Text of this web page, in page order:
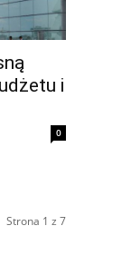
i
0
Strona 1 z 7